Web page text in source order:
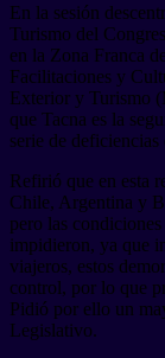
En la sesión
Turismo del
en la Zona Franca
Facilitaciones y
Exterior y Turismo
que Tacna es la
serie de
Refirió que en esta
Chile, Argentina y
pero las
impidieron, ya que
viajeros, estos
control, por lo que
Pidió por ello un
Legislativo.